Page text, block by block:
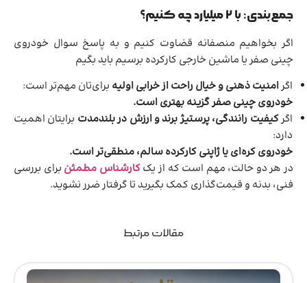
جمع‌بندی: با ۲ میلیارد چه کنیم؟
اگر بخواهیم منصفانه قضاوت کنیم و به پاسخ سوال خودروی
چینی صفر یا ماشین خارجی کارکرده برسیم باید بگیم
اگرامنیت ذهنی و خیال راحت از خرابی اولیه برای‌تان مهم‌تر است:
خودروی چینی صفر گزینه بهتری است.
اگرکیفیت رانندگی، پرستیژ برند و ارزش در بلندمدت برایتان اهمیت
دارد:
خودروی کره‌ای یا ژاپنی کارکرده سالم، منطقی‌تر است.
در هر دو حالت، مهم است که از یککارشناس مطمئن برای بررسی
فنی، بدنه و قیمت‌گذاری کمک بگیرید تا گرفتار ضرر نشوید.
مقالات مرتبط